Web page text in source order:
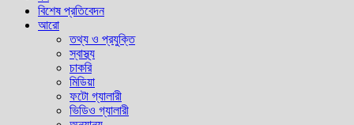
বিশেষ প্রতিবেদন
আরো
তথ্য ও প্রযুক্তি
স্বাস্থ্য
চাকরি
মিডিয়া
ফটো গ্যালারী
ভিডিও গ্যালারী